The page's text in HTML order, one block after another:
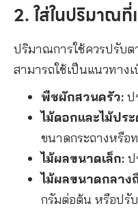
2. ใส่ในปริมาณที่
ปริมาณการใช้ควรปรับ
สามารถใช้เป็นแนวทาง
พืชผักสวนครัว: ป
ไม้ดอกและไม้ปร
ขนาดกระถางหรือ
ไม้ผลขนาดเล็ก: ป
ไม้ผลขนาดกลาง
กรัมต่อต้น หรือปรั